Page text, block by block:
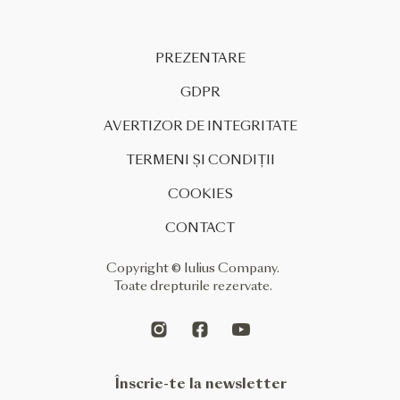
PREZENTARE
GDPR
AVERTIZOR DE INTEGRITATE
TERMENI ȘI CONDIȚII
COOKIES
CONTACT
Copyright © Iulius Company.
Toate drepturile rezervate.
Înscrie-te la newsletter